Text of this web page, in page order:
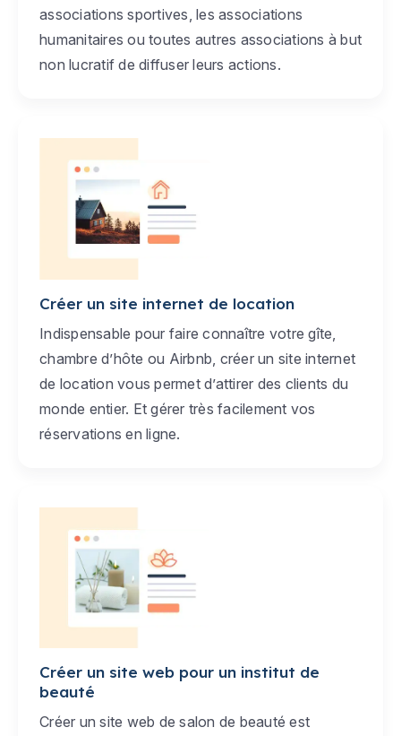
associations sportives, les associations
humanitaires ou toutes autres associations à but
non lucratif de diffuser leurs actions.
Créer un site internet de location
Indispensable pour faire connaître votre gîte,
chambre d’hôte ou Airbnb, créer un site internet
de location vous permet d’attirer des clients du
monde entier. Et gérer très facilement vos
réservations en ligne.
Créer un site web pour un institut de
beauté
Créer un site web de salon de beauté est